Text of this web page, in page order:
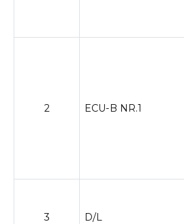
2 ECU-B NR.1
3 D/L